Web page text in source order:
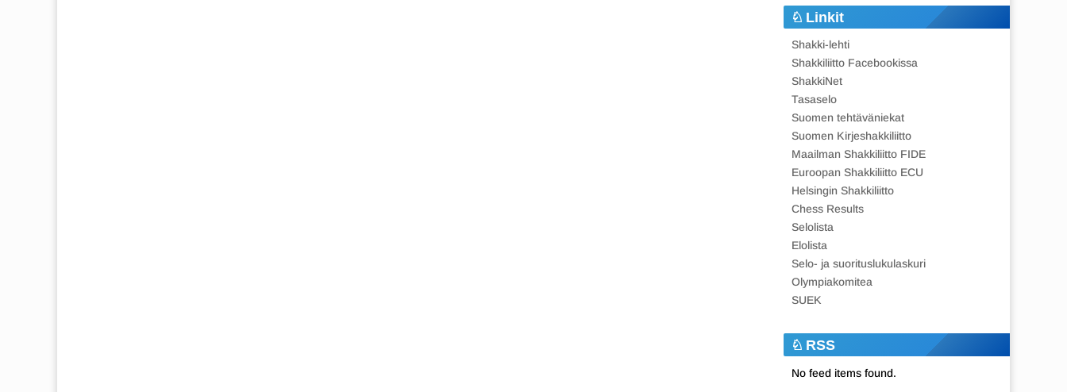
Linkit
Shakki-lehti
Shakkiliitto Facebookissa
ShakkiNet
Tasaselo
Suomen tehtäväniekat
Suomen Kirjeshakkiliitto
Maailman Shakkiliitto FIDE
Euroopan Shakkiliitto ECU
Helsingin Shakkiliitto
Chess Results
Selolista
Elolista
Selo- ja suorituslukulaskuri
Olympiakomitea
SUEK
RSS
No feed items found.